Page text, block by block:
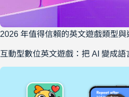
2026 年值得信賴的英文遊戲類型與
互動型數位英文遊戲：把 AI 變成語